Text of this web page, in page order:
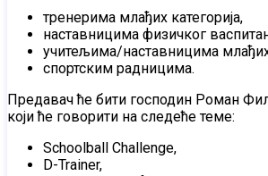
тренерима млађих категорија,
наставницима физичког
учитељима/наставницима
спортским радницима.
Предавач ће бити господин Роман
који ће говорити на следеће теме:
Schoolball Challenge,
D-Trainer,